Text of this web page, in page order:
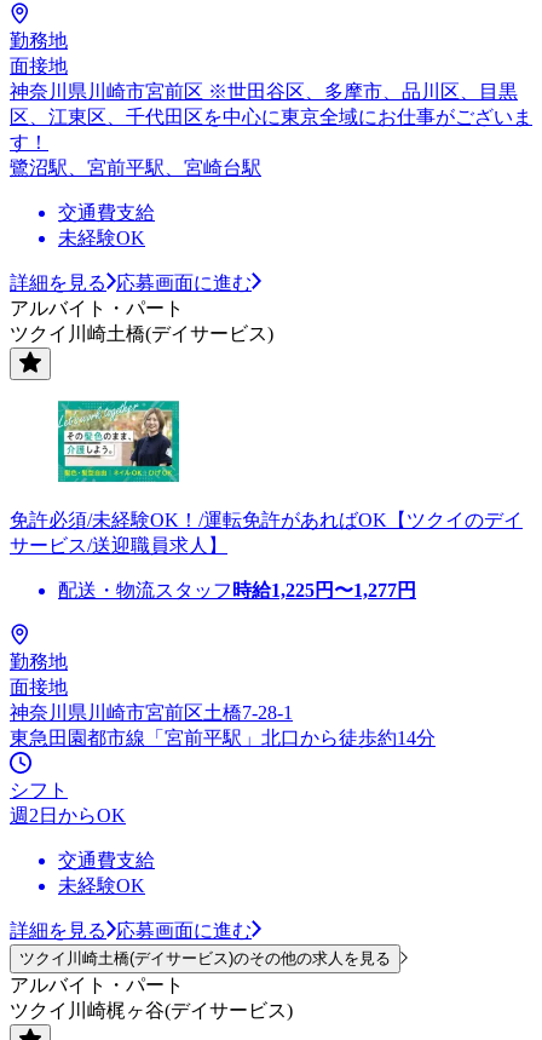
勤務地
面接地
神奈川県川崎市宮前区 ※世田谷区、多摩市、品川区、目黒
区、江東区、千代田区を中心に東京全域にお仕事がございま
す！
鷺沼駅、宮前平駅、宮崎台駅
交通費支給
未経験OK
詳細を見る
応募画面に進む
アルバイト・パート
ツクイ川崎土橋(デイサービス)
免許必須/未経験OK！/運転免許があればOK【ツクイのデイ
サービス/送迎職員求人】
配送・物流スタッフ 時給1,225円〜1,277円
勤務地
面接地
神奈川県川崎市宮前区土橋7-28-1
東急田園都市線「宮前平駅」北口から徒歩約14分
シフト
週2日からOK
交通費支給
未経験OK
詳細を見る 応募画面に進む
ツクイ川崎土橋(デイサービス)のその他の求人を見る
アルバイト・パート
ツクイ川崎梶ヶ谷(デイサービス)